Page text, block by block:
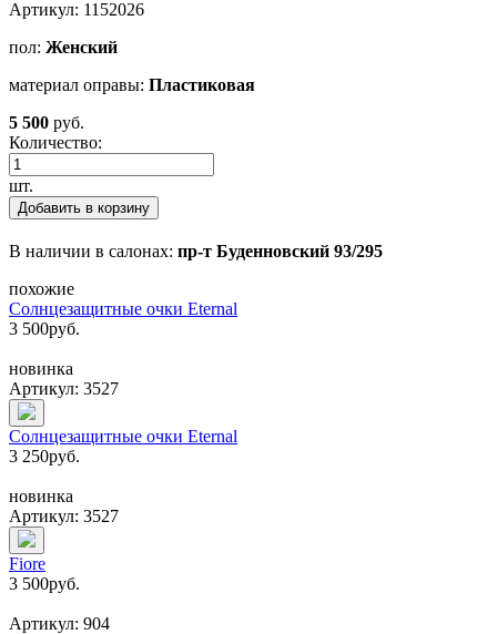
Артикул: 1152026
пол: Женский
материал оправы: Пластиковая
5 500 руб.
Количество:
шт.
Добавить в корзину
В наличии в салонах: пр-т Буденновский 93/295
похожие
Солнцезащитные очки Eternal
3 500руб.
новинка
Артикул: 3527
Солнцезащитные очки Eternal
3 250руб.
новинка
Артикул: 3527
Fiore
3 500руб.
Артикул: 904